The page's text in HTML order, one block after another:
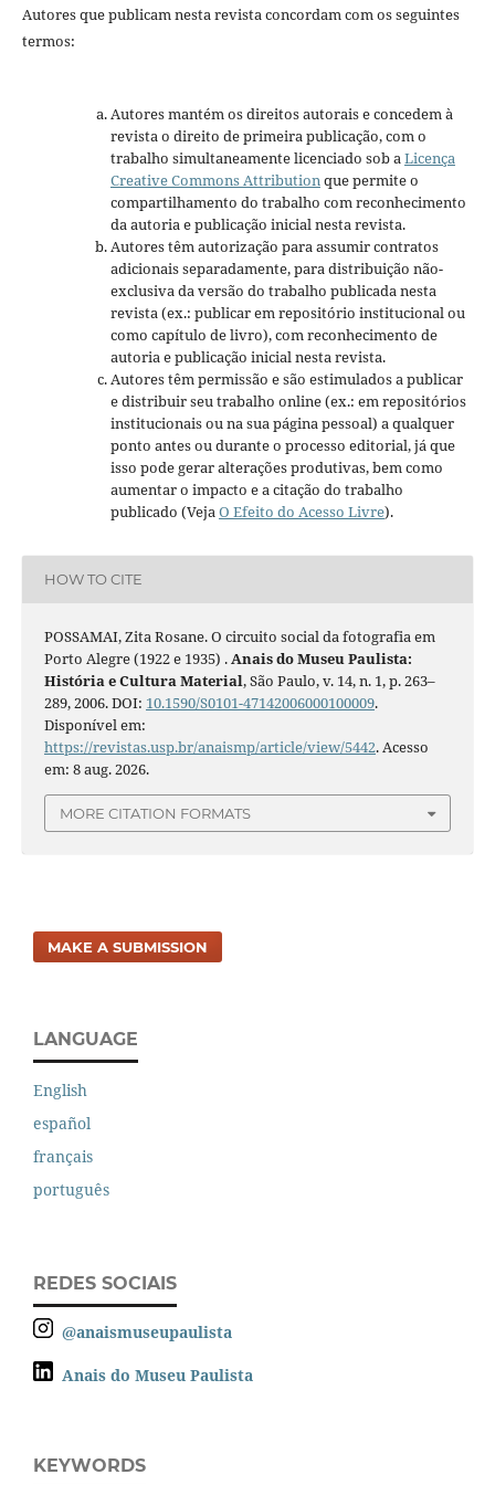
Autores que publicam nesta revista concordam com os seguintes
termos:
Autores mantém os direitos autorais e concedem à
revista o direito de primeira publicação, com o
trabalho simultaneamente licenciado sob aLicença
Creative Commons Attributionque permite o
compartilhamento do trabalho com reconhecimento
da autoria e publicação inicial nesta revista.
Autores têm autorização para assumir contratos
adicionais separadamente, para distribuição não-
exclusiva da versão do trabalho publicada nesta
revista (ex.: publicar em repositório institucional ou
como capítulo de livro), com reconhecimento de
autoria e publicação inicial nesta revista.
Autores têm permissão e são estimulados a publicar
e distribuir seu trabalho online (ex.: em repositórios
institucionais ou na sua página pessoal) a qualquer
ponto antes ou durante o processo editorial, já que
isso pode gerar alterações produtivas, bem como
aumentar o impacto e a citação do trabalho
publicado (VejaO Efeito do Acesso Livre).
HOW TO CITE
POSSAMAI, Zita Rosane. O circuito social da fotografia em
Porto Alegre (1922 e 1935) .Anais do Museu Paulista:
História e Cultura Material, São Paulo, v. 14, n. 1, p. 263–
289, 2006. DOI: 10.1590/S0101-47142006000100009.
Disponível em:
https://revistas.usp.br/anaismp/article/view/5442. Acesso
em: 8 aug. 2026.
MORE CITATION FORMATS
MAKE A SUBMISSION
LANGUAGE
English
español
français
português
REDES SOCIAIS
@anaismuseupaulista
Anais do Museu Paulista
KEYWORDS